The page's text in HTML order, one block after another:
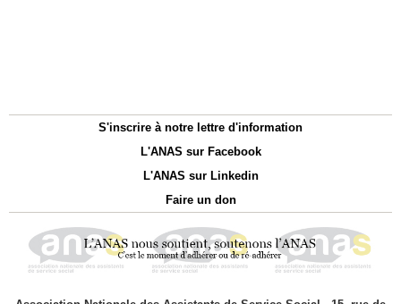
S'inscrire à notre lettre d'information
L'ANAS sur Facebook
L'ANAS sur Linkedin
Faire un don